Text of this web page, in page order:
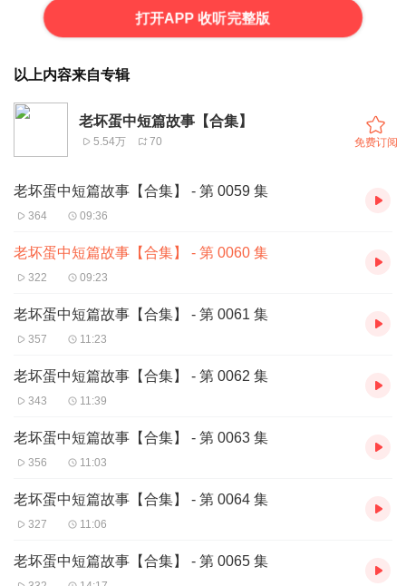
打开APP 收听完整版
以上内容来自专辑
老坏蛋中短篇故事【合集】
5.54万 70 免费订阅
老坏蛋中短篇故事【合集】 - 第 0059 集
364 09:36
老坏蛋中短篇故事【合集】 - 第 0060 集
322 09:23
老坏蛋中短篇故事【合集】 - 第 0061 集
357 11:23
老坏蛋中短篇故事【合集】 - 第 0062 集
343 11:39
老坏蛋中短篇故事【合集】 - 第 0063 集
356 11:03
老坏蛋中短篇故事【合集】 - 第 0064 集
327 11:06
老坏蛋中短篇故事【合集】 - 第 0065 集